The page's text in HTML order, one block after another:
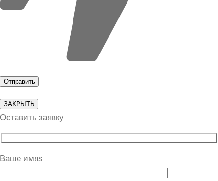
ЗАКРЫТЬ
Оставить заявку
Ваше имяs